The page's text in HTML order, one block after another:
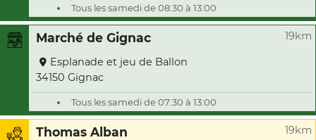
Tous les samedi de 08:30 à 13:00
Marché de Gignac 19km
Esplanade et jeu de Ballon
34150 Gignac
Tous les samedi de 07:30 à 13:00
Thomas Alban 19km